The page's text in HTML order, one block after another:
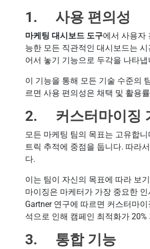
1. 사용 편의성
마케팅 대시보드 도구에서 사용자
능한 모든 직관적인 대시보드는
어서 놓기 기능으로 두각을 나타냅
이 기능을 통해 모든 기술 수준의
르면 사용 편의성은 채택 및 활용
2. 커스터마이징
모든 마케팅 팀의 목표는 고유합
트릭 추적에 중점을 둡니다. 따라
다.
이는 팀이 자신의 목표에 따라 보
마이징은 마케터가 가장 중요한
Gartner 연구에 따르면 커스터마
석으로 인해 캠페인 최적화가
3. 통합 기능